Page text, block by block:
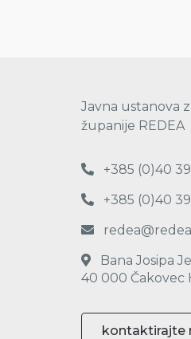
Javna ustanova
županije REDEA
+385 (0)40
+385 (0)40
Bana Josipa
40 000 Čakovec
kontaktirajte